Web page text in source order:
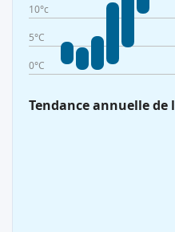
10°c
5°C
0°C
Tendance annuelle